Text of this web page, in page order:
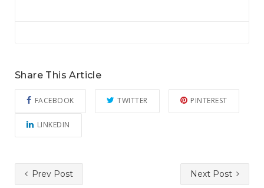
Share This Article
FACEBOOK TWITTER PINTEREST
LINKEDIN
Prev Post Next Post